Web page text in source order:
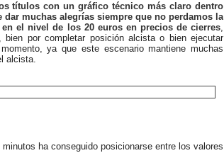
títulos con un gráfico técnico más claro dentro
dar muchas alegrías siempre que no perdamos la
el nivel de los 20 euros en precios de cierres,
bien por completar posición alcista o bien ejecutar
ya que este escenario mantiene muchas
alcista.
ha conseguido posicionarse entre los valores